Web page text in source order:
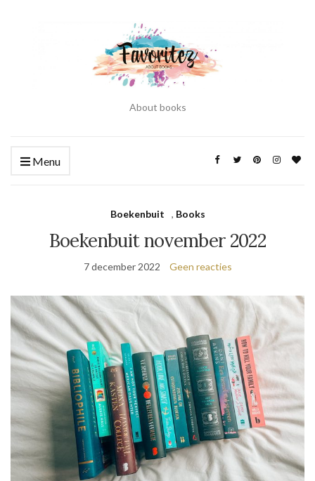
About books
Menu
Boekenbuit , Books
Boekenbuit november 2022
7 december 2022 Geen reacties